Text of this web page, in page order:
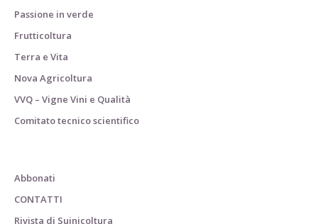
Passione in verde
Frutticoltura
Terra e Vita
Nova Agricoltura
VVQ – Vigne Vini e Qualità
Comitato tecnico scientifico
Abbonati
CONTATTI
Rivista di Suinicoltura